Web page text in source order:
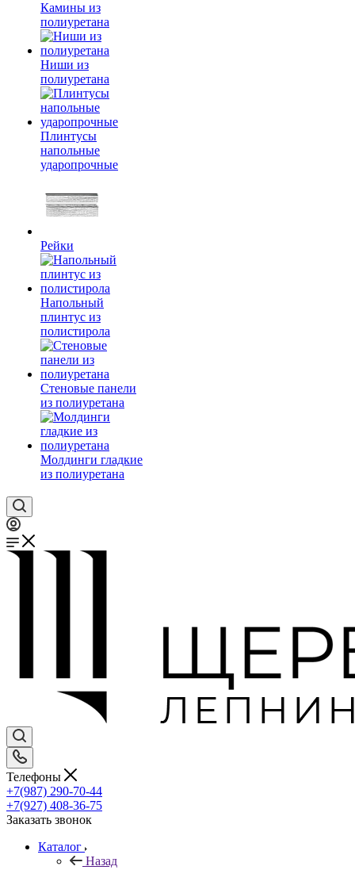
Камины из
полиуретана
Ниши из
полиуретана
Плинтусы
напольные
ударопрочные
Рейки
Напольный
плинтус из
полистирола
Стеновые панели
из полиуретана
Молдинги гладкие
из полиуретана
Телефоны
+7(987) 290-70-44
+7(927) 408-36-75
Заказать звонок
Каталог
Назад